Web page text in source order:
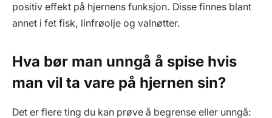
positiv effekt på hjernens funksjon. Disse finnes blant
annet i fet fisk, linfrøolje og valnøtter.
Hva bør man unngå å spise hvis
man vil ta vare på hjernen sin?
Det er flere ting du kan prøve å begrense eller unngå: